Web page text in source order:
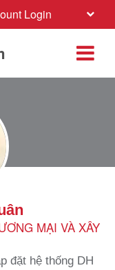
Login
MẠI VÀ XÂY
đặt hệ thống DH